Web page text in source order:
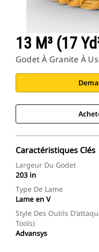
13 M³ (17
Godet À Granite À
Caractéristiques Clés
Largeur Du Godet
203 in
Type De Lame
Lame en V
Style Des Outils
Tools)
Advansys